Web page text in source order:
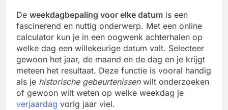
De weekdagbepaling voor elke datum is een
fascinerend en nuttig onderwerp. Met een online
calculator kun je in een oogwenk achterhalen op
welke dag een willekeurige datum valt. Selecteer
gewoon het jaar, de maand en de dag en je krijgt
meteen het resultaat. Deze functie is vooral handig
als je historische gebeurtenissenwilt onderzoeken
of gewoon wilt weten op welke weekdag je
verjaardag vorig jaar viel.